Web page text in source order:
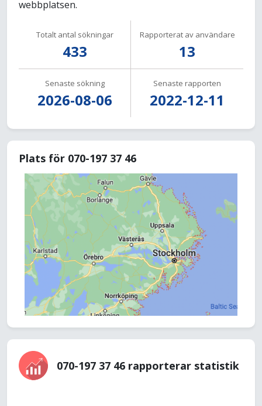
webbplatsen.
Totalt antal sökningar
433
Rapporterat av användare
13
Senaste sökning
2026-08-06
Senaste rapporten
2022-12-11
Plats för 070-197 37 46
070-197 37 46 rapporterar statistik